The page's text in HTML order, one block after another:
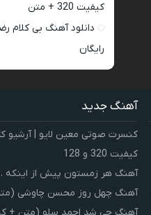
کیفیت 320 + متن
دانلود آهنگ بی کلام
رایگان
آهنگ جدید
کنسرت صوتی معین لایو | آرشیو
کیفیت 320 و 128
آهنگ هر زمستون پیش از اینکه
آهنگ چهل روز محسن چاوشی